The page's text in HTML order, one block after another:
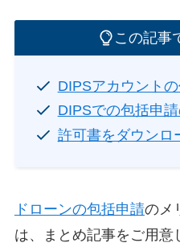
この記事
DIPSアカウント
DIPSでの包括申
許可書をダウンロ
ドローンの包括申請のメ
は、まとめ記事をご用